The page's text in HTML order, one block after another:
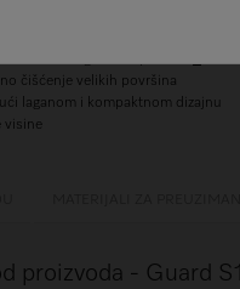
20 godina upotrebe’
čišćenje velikih površina
laganom i kompaktnom dizajnu
visine
proizvoda - Guard S1